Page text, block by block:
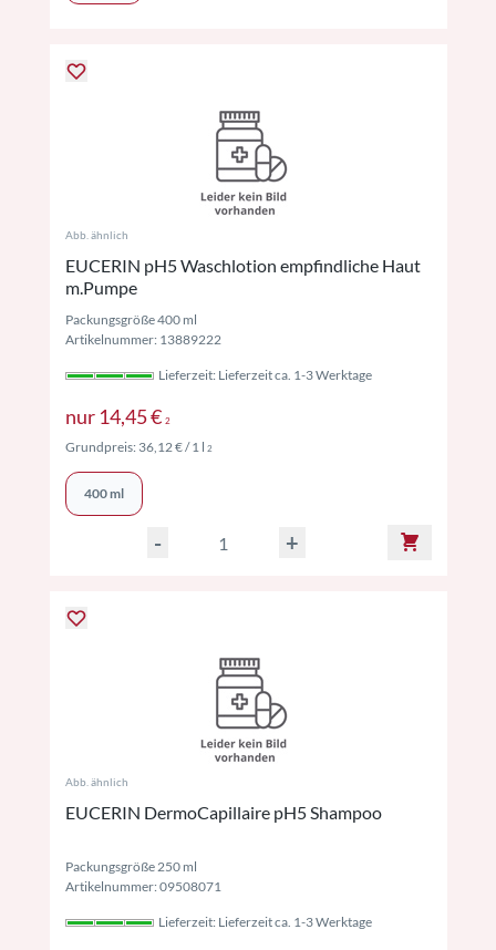
Abb. ähnlich
EUCERIN pH5 Waschlotion empfindliche Haut
m.Pumpe
Packungsgröße 400 ml
Artikelnummer: 13889222
Lieferzeit: Lieferzeit ca. 1-3 Werktage
nur 14,45 € 2Preise inkl. MwSt. ggf. zzgl. Versand
Grundpreis: 36,12 €/ 1 l 2Preise inkl. MwSt. ggf. zzgl. Versand
400 ml
- +
Abb. ähnlich
EUCERIN DermoCapillaire pH5 Shampoo
Packungsgröße 250 ml
Artikelnummer: 09508071
Lieferzeit: Lieferzeit ca. 1-3 Werktage